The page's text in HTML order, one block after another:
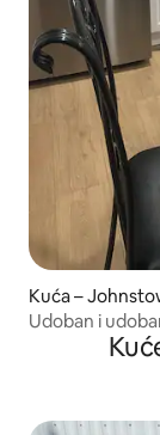
Kuća –
Udoban i